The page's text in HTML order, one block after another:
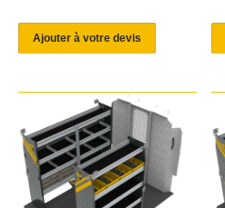
Ajouter à votre devis